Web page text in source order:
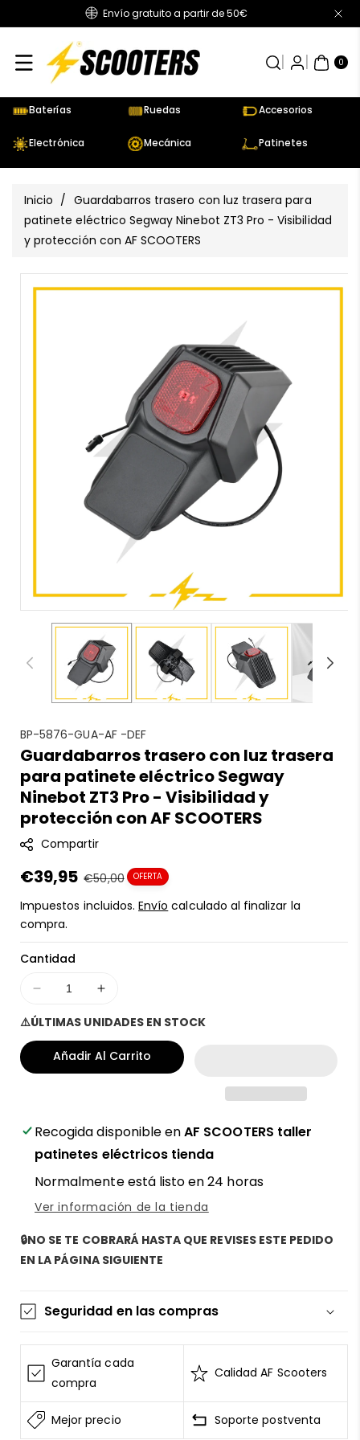
Envío gratuito a partir de 50€
0
AR
TÍC
UL
Baterías Ruedas Accesorios
Electrónica Mecánica Patinetes
Inicio / Guardabarros trasero con luz trasera para
patinete eléctrico Segway Ninebot ZT3 Pro - Visibilidad
y protección con AF SCOOTERS
A La
S
K
U
:
BP-5876-GUA-AF -DEF
Guardabarros trasero con luz trasera
para patinete eléctrico Segway
Ninebot ZT3 Pro - Visibilidad y
protección con AF SCOOTERS
Compartir
Precio
en
oferta
€39,95 Precio
regular
€50,00 OFERTA
Impuestos incluidos.Envío calculado al finalizar la
compra.
Cantidad
Disminuir
cantidad
para
Guardabarros
trasero
para
patinete
eléctrico
Segway
ZT3
-
Visibilidad
con
SCOOTERS
Aumentar
para
Guardabarros
trasero
para
patinete
eléctrico
Segway
ZT3
-
Visibilidad
con
SCOOTERS
⚠️ÚLTIMAS UNIDADES EN STOCK
Añadir Al Carrito
Recogida disponible enAF SCOOTERS taller
patinetes eléctricos tienda
Normalmente está listo en 24 horas
Ver información de la tienda
🔒NO SE TE COBRARÁ HASTA QUE REVISES ESTE PEDIDO
EN LA PÁGINA SIGUIENTE
Seguridad en las compras
La información de las tarjetas se mantiene
segura y sin riesgos
AF SCOOTERS
sigue el Estándar de Seguridad de
Datos para la Industria de Tarjeta de Pago
Todos los datos están cifrados
Garantía cada
compra
Calidad AF Scooters
Mejor precio Soporte postventa